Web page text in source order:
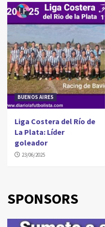
BUENOS AIRES
Liga Costera del Río de
La Plata: Líder
goleador
23/06/2025
SPONSORS